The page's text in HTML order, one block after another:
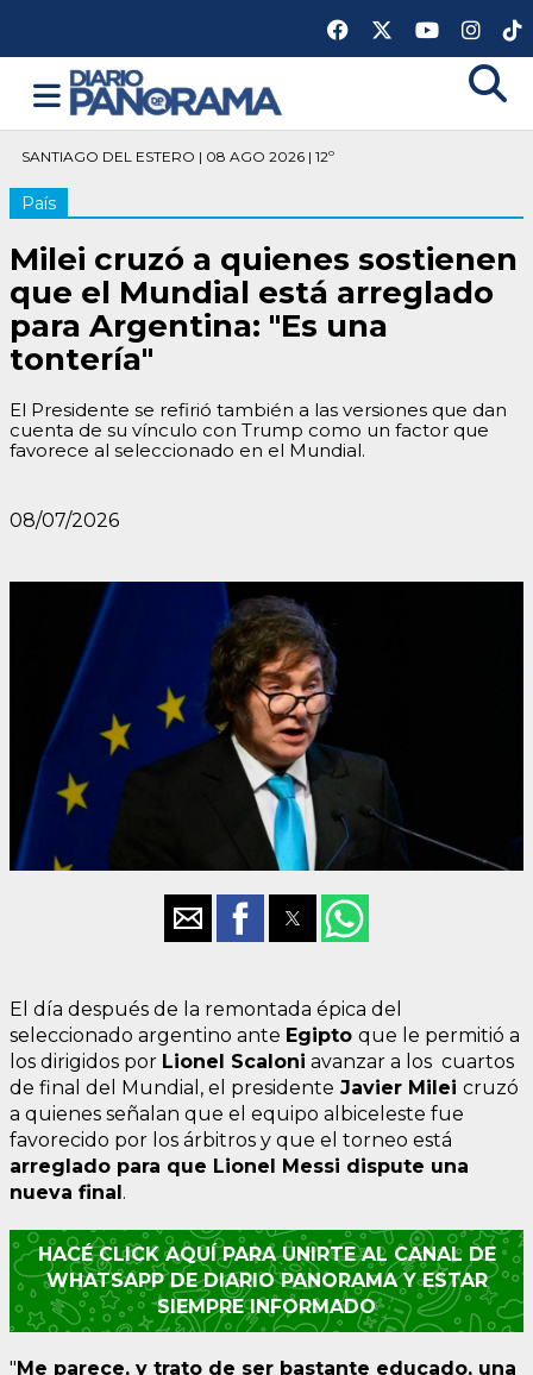
SANTIAGO DEL ESTERO | 08 AGO 2026 | 12º
País
Milei cruzó a quienes sostienen
que el Mundial está arreglado
para Argentina: "Es una
tontería"
El Presidente se refirió también a las versiones que dan
cuenta de su vínculo con Trump como un factor que
favorece al seleccionado en el Mundial.
08/07/2026
El día después de la remontada épica del
seleccionado argentino ante Egipto que le permitió a
los dirigidos por Lionel Scaloni avanzar a los cuartos
de final del Mundial, el presidente Javier Milei cruzó
a quienes señalan que el equipo albiceleste fue
favorecido por los árbitros y que el torneo está
arreglado para que Lionel Messi dispute una
nueva final.
HACÉ CLICK AQUÍ PARA UNIRTE AL CANAL DE
WHATSAPP DE DIARIO PANORAMA Y ESTAR
SIEMPRE INFORMADO
"Me parece, y trato de ser bastante educado, una